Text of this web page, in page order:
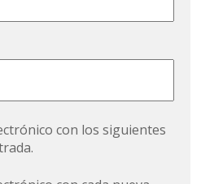
con los siguientes